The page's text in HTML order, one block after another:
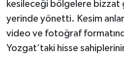
kesileceği bölgelere bizzat
yerinde yönetti. Kesim
video ve fotoğraf
Yozgat’taki hisse